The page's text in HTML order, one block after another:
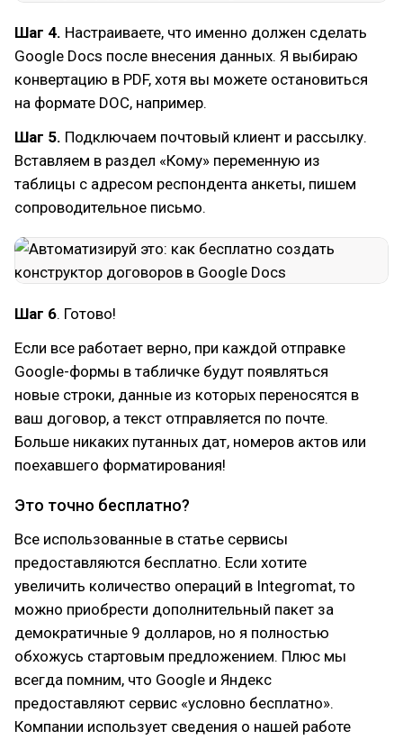
Шаг 4. Настраиваете, что именно должен сделать
Google Docs после внесения данных. Я выбираю
конвертацию в PDF, хотя вы можете остановиться
на формате DOC, например.
Шаг 5. Подключаем почтовый клиент и рассылку.
Вставляем в раздел «Кому» переменную из
таблицы с адресом респондента анкеты, пишем
сопроводительное письмо.
Шаг 6. Готово!
Если все работает верно, при каждой отправке
Google-формы в табличке будут появляться
новые строки, данные из которых переносятся в
ваш договор, а текст отправляется по почте.
Больше никаких путанных дат, номеров актов или
поехавшего форматирования!
Это точно бесплатно?
Все использованные в статье сервисы
предоставляются бесплатно. Если хотите
увеличить количество операций в Integromat, то
можно приобрести дополнительный пакет за
демократичные 9 долларов, но я полностью
обхожусь стартовым предложением. Плюс мы
всегда помним, что Google и Яндекс
предоставляют сервис «условно бесплатно».
Компании использует сведения о нашей работе